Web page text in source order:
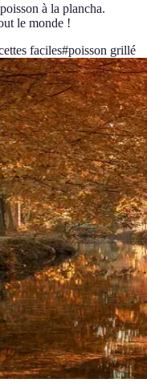
à la plancha.
le monde !
faciles#poisson grillé